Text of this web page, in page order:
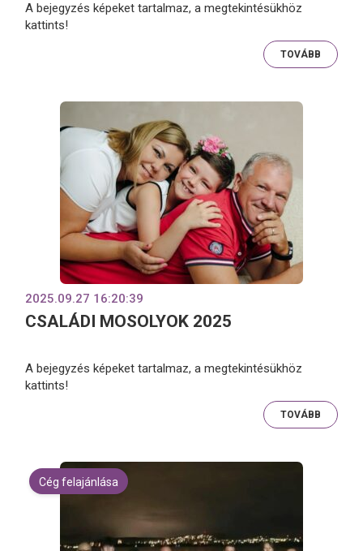
A bejegyzés képeket tartalmaz, a megtekintésükhöz
kattints!
TOVÁBB
2025.09.27 16:20:39
CSALÁDI MOSOLYOK 2025
A bejegyzés képeket tartalmaz, a megtekintésükhöz
kattints!
TOVÁBB
Cég felajánlása